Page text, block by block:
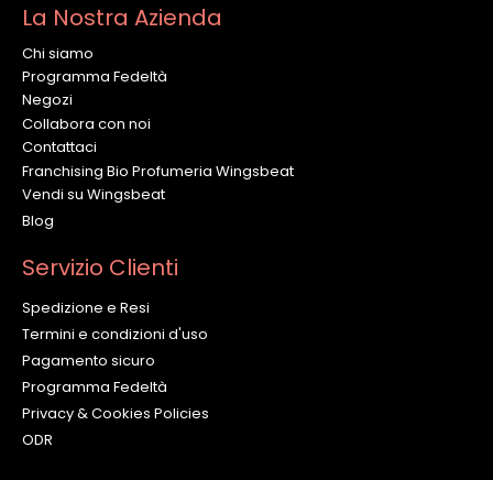
La Nostra Azienda
Chi siamo
Programma Fedeltà
Negozi
Collabora con noi
Contattaci
Franchising Bio Profumeria Wingsbeat
Vendi su Wingsbeat
Blog
Servizio Clienti
Spedizione e Resi
Termini e condizioni d'uso
Pagamento sicuro
Programma Fedeltà
Privacy & Cookies Policies
ODR